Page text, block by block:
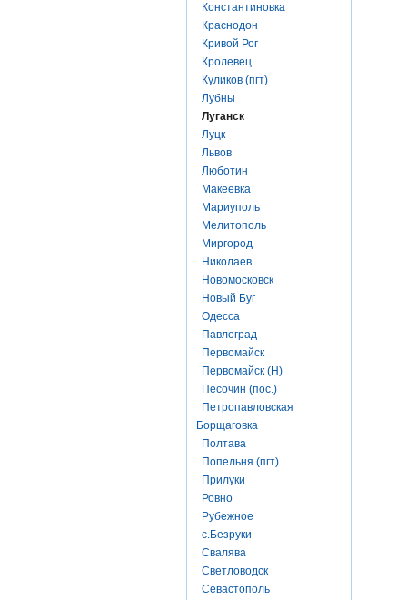
Константиновка
Краснодон
Кривой Рог
Кролевец
Куликов (пгт)
Лубны
Луганск
Луцк
Львов
Люботин
Макеевка
Мариуполь
Мелитополь
Миргород
Николаев
Новомосковск
Новый Буг
Одесса
Павлоград
Первомайск
Первомайск (Н)
Песочин (пос.)
Петропавловская
Борщаговка
Полтава
Попельня (пгт)
Прилуки
Ровно
Рубежное
с.Безруки
Свалява
Светловодск
Севастополь